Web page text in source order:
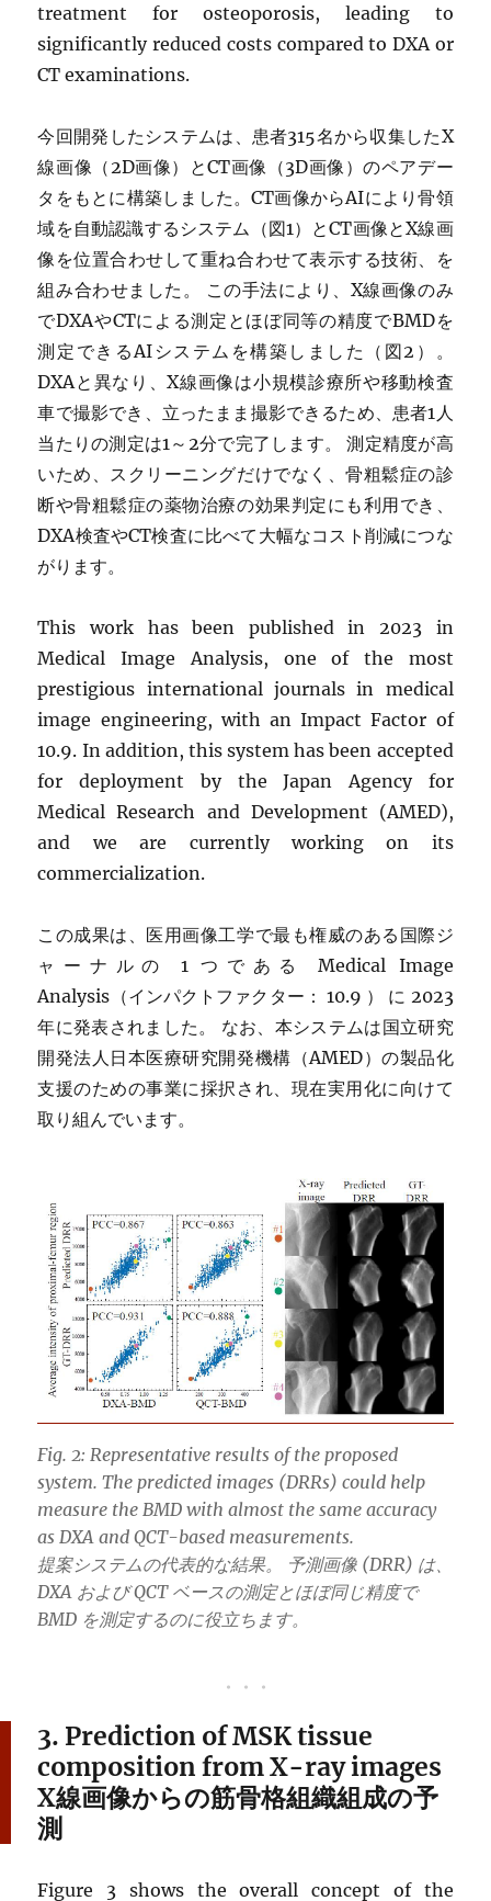
treatment for osteoporosis, leading to
significantly reduced costs compared to DXA or
CT examinations.
今回開発したシステムは、患者315名から収集したX
線画像（2D画像）とCT画像（3D画像）のペアデー
タをもとに構築しました。CT画像からAIにより骨領
域を自動認識するシステム（図1）とCT画像とX線画
像を位置合わせして重ね合わせて表示する技術、を
組み合わせました。 この手法により、X線画像のみ
でDXAやCTによる測定とほぼ同等の精度でBMDを
測定できるAIシステムを構築しました（図2）。
DXAと異なり、X線画像は小規模診療所や移動検査
車で撮影でき、立ったまま撮影できるため、患者1人
当たりの測定は1～2分で完了します。 測定精度が高
いため、スクリーニングだけでなく、骨粗鬆症の診
断や骨粗鬆症の薬物治療の効果判定にも利用でき、
DXA検査やCT検査に比べて大幅なコスト削減につな
がります。
This work has been published in 2023 in
Medical Image Analysis, one of the most
prestigious international journals in medical
image engineering, with an Impact Factor of
10.9. In addition, this system has been accepted
for deployment by the Japan Agency for
Medical Research and Development (AMED),
and we are currently working on its
commercialization.
この成果は、医用画像工学で最も権威のある国際ジ
ャーナルの 1 つである Medical Image
Analysis（インパクトファクター： 10.9 ） に 2023
年に発表されました。 なお、本システムは国立研究
開発法人日本医療研究開発機構（AMED）の製品化
支援のための事業に採択され、現在実用化に向けて
取り組んでいます。
Fig. 2: Representative results of the proposed
system. The predicted images (DRRs) could help
measure the BMD with almost the same accuracy
as DXA and QCT-based measurements.
提案システムの代表的な結果。 予測画像 (DRR) は、
DXA および QCT ベースの測定とほぼ同じ精度で
BMD を測定するのに役立ちます。
3. Prediction of MSK tissue
composition from X-ray images
X線画像からの筋骨格組織組成の予
測
Figure 3 shows the overall concept of the